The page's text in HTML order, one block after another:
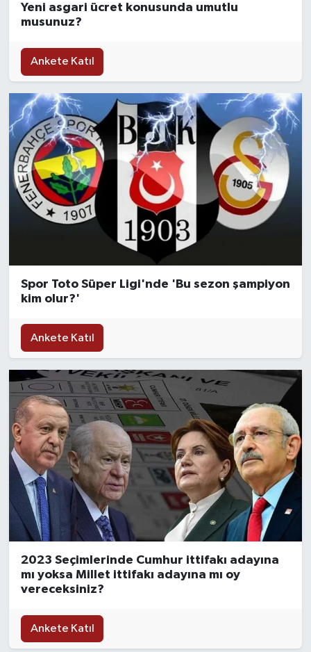
Yeni asgari ücret konusunda umutlu
musunuz?
Ankete Katıl
Spor Toto Süper Ligi'nde 'Bu sezon şampiyon
kim olur?'
Ankete Katıl
2023 Seçimlerinde Cumhur ittifakı adayına
mı yoksa Millet ittifakı adayına mı oy
vereceksiniz?
Ankete Katıl